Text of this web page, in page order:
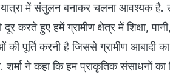
में संतुलन बनाकर चलना आवश्यक है.
हुए हमें ग्रामीण क्षेत्र में शिक्षा,
पूर्ति करनी है जिससे ग्रामीण आबादी
ने कहा कि हम प्राकृतिक संसाधनों का